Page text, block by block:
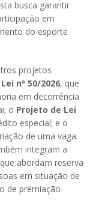
busca garantir
em
do esporte
projetos
nº 50/2026, que
em decorrência
o Projeto de Lei
especial; e o
de uma vaga
integram a
abordam reserva
em situação de
de premiação